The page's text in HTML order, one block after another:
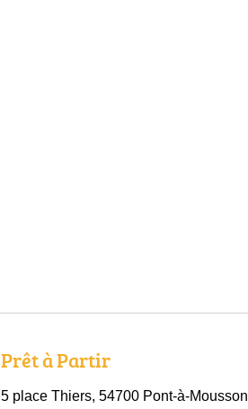
Prêt à Partir
5 place Thiers, 54700 Pont-à-Mousson